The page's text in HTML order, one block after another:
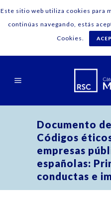
Documento
Códigos
empresas
españolas:
conductas e
Este sitio web utiliza cookies para
continúas navegando, estás
Cookies.